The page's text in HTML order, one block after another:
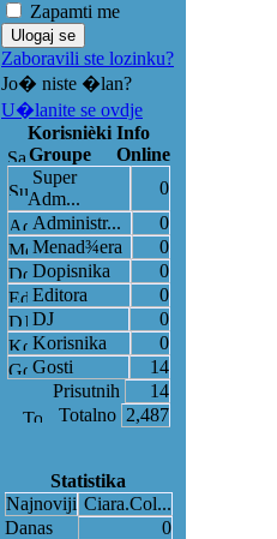
Zapamti me
Zaboravili ste lozinku?
Jo� niste �lan?
U�lanite se ovdje
Korisnièki Info
Groupe
Online
Super
Adm...
0
Administr...
0
Menad¾era
0
Dopisnika
0
Editora
0
DJ
0
Korisnika
0
Gosti
14
Prisutnih
14
Totalno 2,487
Statistika
Najnoviji Ciara.Col...
Danas
0